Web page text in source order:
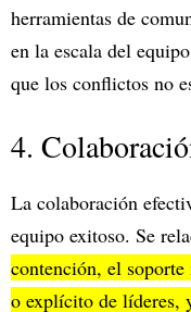
herramientas de
en la escala del
que los conflictos no
4.
La colaboración
equipo exitoso. Se
contención, el
o explícito de líderes,